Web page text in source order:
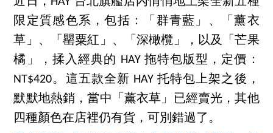
限定質感色系，包括：「群青藍」、「薰衣
草」、「罌粟紅」、「深橄欖」，以及「芒果
橘」，揉入經典的 HAY 拖特包版型，定價：
NT$420。這五款全新 HAY 托特包上架之後，
默默地熱銷，當中「薰衣草」已經賣光，其他
四種顏色在店裡仍有貨，可別錯過了。